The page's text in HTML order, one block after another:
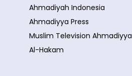
Ahmadiyah Indonesia
Ahmadiyya Press
Muslim Television Ahmadiyya
Al-Hakam